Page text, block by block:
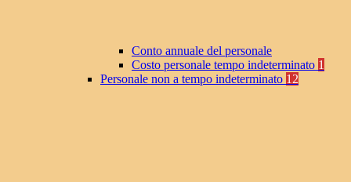
Conto annuale del personale
Costo personale tempo indeterminato 1
Personale non a tempo indeterminato 12